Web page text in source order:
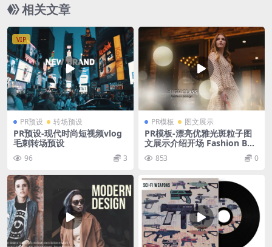
相关文章
VIP
PR预设 转场预设
PR预设-现代时尚短视频vlog
毛刺转场预设
96 3
PR模板 图文展示
PR模板-漂亮优雅光斑粒子图
文展示介绍开场 Fashion Bok
eh II
853 0